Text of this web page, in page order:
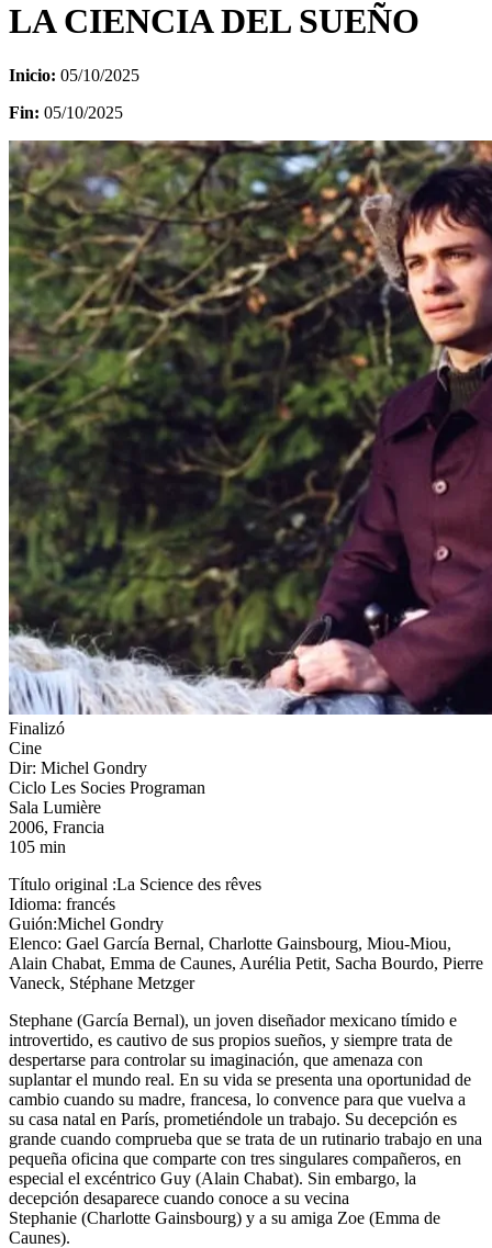
LA CIENCIA DEL SUEÑO
Inicio: 05/10/2025
Fin: 05/10/2025
Finalizó
Cine
Dir: Michel Gondry
Ciclo Les Socies Programan
Sala Lumière
2006, Francia
105 min
Título original :La Science des rêves
Idioma: francés
Guión:Michel Gondry
Elenco: Gael García Bernal, Charlotte Gainsbourg, Miou-Miou,
Alain Chabat, Emma de Caunes, Aurélia Petit, Sacha Bourdo, Pierre
Vaneck, Stéphane Metzger
Stephane (García Bernal), un joven diseñador mexicano tímido e
introvertido, es cautivo de sus propios sueños, y siempre trata de
despertarse para controlar su imaginación, que amenaza con
suplantar el mundo real. En su vida se presenta una oportunidad de
cambio cuando su madre, francesa, lo convence para que vuelva a
su casa natal en París, prometiéndole un trabajo. Su decepción es
grande cuando comprueba que se trata de un rutinario trabajo en una
pequeña oficina que comparte con tres singulares compañeros, en
especial el excéntrico Guy (Alain Chabat). Sin embargo, la
decepción desaparece cuando conoce a su vecina
Stephanie (Charlotte Gainsbourg) y a su amiga Zoe (Emma de
Caunes).